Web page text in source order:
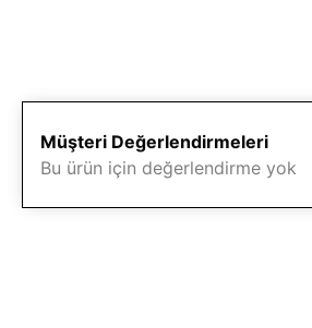
Müşteri Değerlendirmeleri
Bu ürün için değerlendirme yok